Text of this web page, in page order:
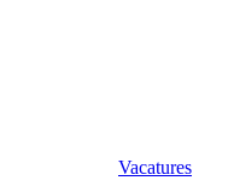
Vacatures